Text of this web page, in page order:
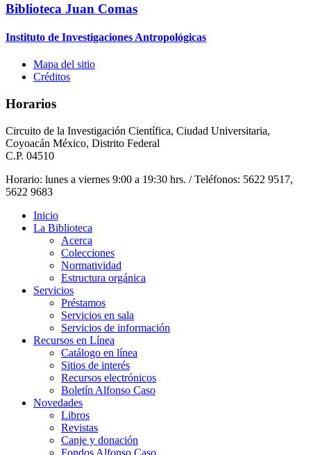
Biblioteca Juan Comas
Instituto de Investigaciones Antropológicas
Mapa del sitio
Créditos
Horarios
Circuito de la Investigación Científica, Ciudad Universitaria,
Coyoacán México, Distrito Federal
C.P. 04510
Horario: lunes a viernes 9:00 a 19:30 hrs. / Teléfonos: 5622 9517,
5622 9683
Inicio
La Biblioteca
Acerca
Colecciones
Normatividad
Estructura orgánica
Servicios
Préstamos
Servicios en sala
Servicios de información
Recursos en Línea
Catálogo en línea
Sitios de interés
Recursos electrónicos
Boletín Alfonso Caso
Novedades
Libros
Revistas
Canje y donación
Fondos Alfonso Caso